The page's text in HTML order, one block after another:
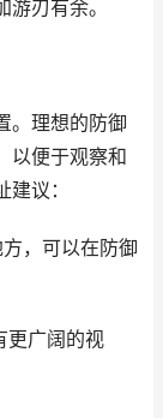
刃有余。
。理想的防御
以便于观察和
议：
，可以在防御
更广阔的视